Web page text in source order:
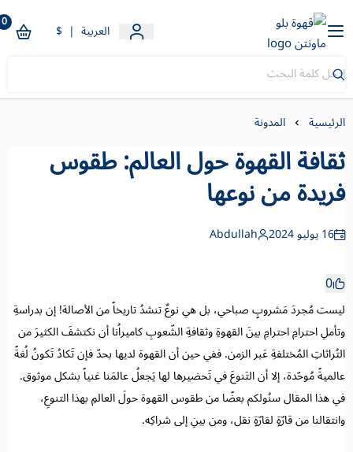
قهوة بلو ماونتن العربية $
0
الرئيسية المدونة
ثقافة القهوة حول العالم: طقوس
فريدة من نوعها
16 يوليو 2024 Abdullah
0
ليست مُجردَ مَشروبٍ صباحي، بل هي نوعٌ تنشدُ تاريخاً من الأصالة! إن بدراسةِ
وتأملِ احترامِ احترامِ بينَ القهوةِ وثقافةِ الشّعوبِ كاميراُنا أن نكتشفَ الكثيرَ من
التُراثاتِ المُختلفةِ عَبر الزمن. ففي حين أن القهوة لديها بحدّ فإن تَكادُ تَكونُ لُغةً
عالميةً مُوحّدة، إلا أن التَنوعَ في تَحضيرها لها يَجعلُ عالمَنا غنياً بشكل موثوق.
في هذا المقال سنُولكم بعضًا من طقوس القهوة حولَ العالمِ بهذا التنوعِ،
وانتقالنا من قارّةٍ لقارّةٍ نقل، ومن بينِ إلى شراكِه.